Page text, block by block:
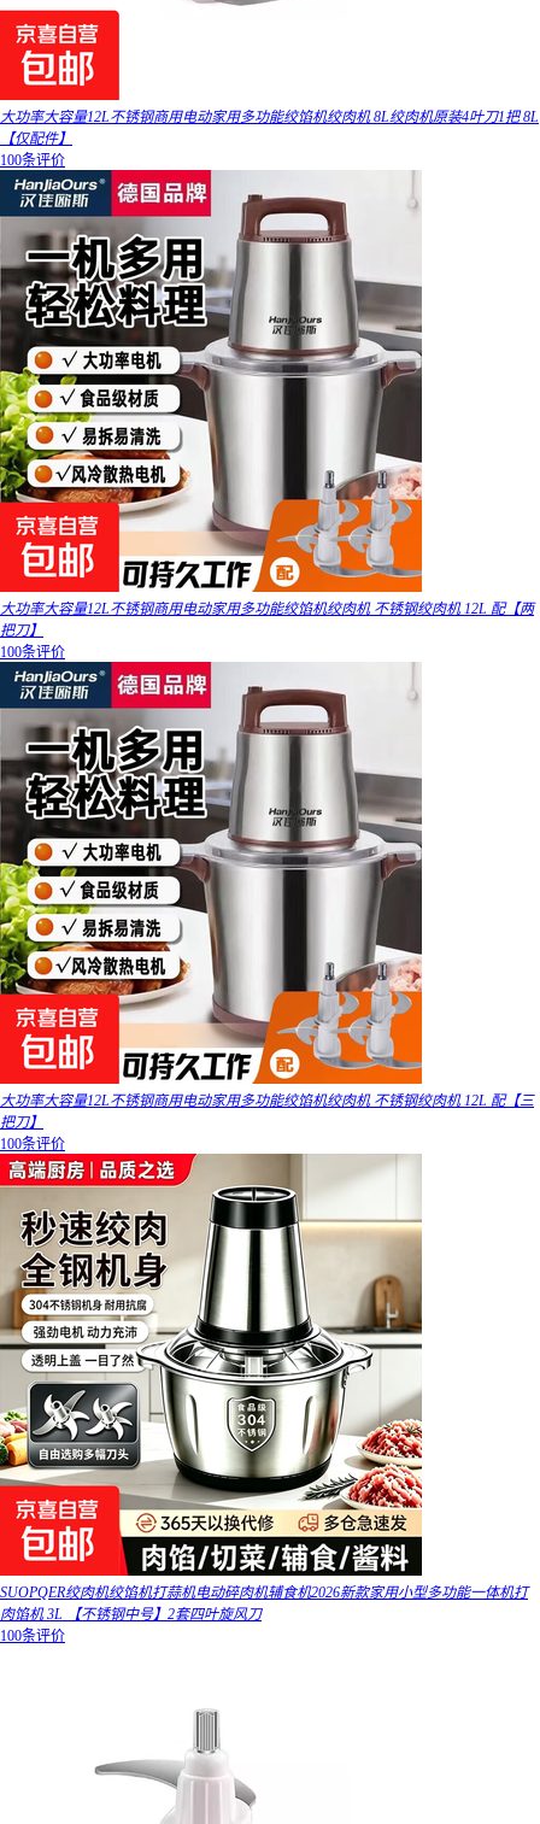
大功率大容量12L不锈钢商用电动家用多功能绞馅机绞肉机 8L绞肉机原装4叶刀1把 8L
【仅配件】
100条评价
大功率大容量12L不锈钢商用电动家用多功能绞馅机绞肉机 不锈钢绞肉机 12L 配【两
把刀】
100条评价
大功率大容量12L不锈钢商用电动家用多功能绞馅机绞肉机 不锈钢绞肉机 12L 配【三
把刀】
100条评价
SUOPQER绞肉机绞馅机打蒜机电动碎肉机辅食机2026新款家用小型多功能一体机打
肉馅机 3L 【不锈钢中号】2套四叶旋风刀
100条评价